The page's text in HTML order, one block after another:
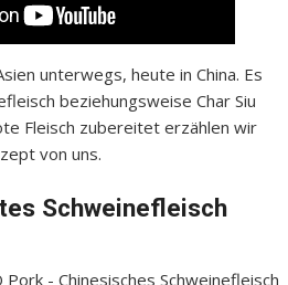
unterwegs, heute in China. Es
beziehungsweise Char Siu
Fleisch zubereitet erzählen wir
von uns.
Schweinefleisch